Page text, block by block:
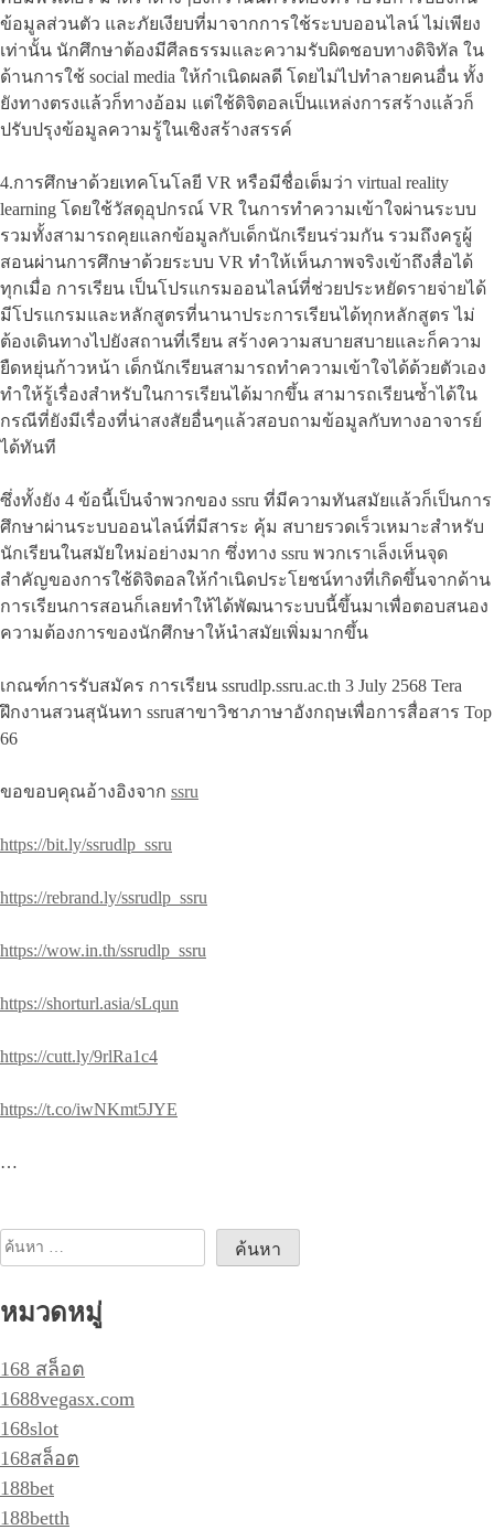
ข้อมูลส่วนตัว และภัยเงียบที่มาจากการใช้ระบบออนไลน์ ไม่เพียง
เท่านั้น นักศึกษาต้องมีศีลธรรมและความรับผิดชอบทางดิจิทัล ใน
ด้านการใช้ social media ให้กำเนิดผลดี โดยไม่ไปทำลายคนอื่น ทั้ง
ยังทางตรงแล้วก็ทางอ้อม แต่ใช้ดิจิตอลเป็นแหล่งการสร้างแล้วก็
ปรับปรุงข้อมูลความรู้ในเชิงสร้างสรรค์
4.การศึกษาด้วยเทคโนโลยี VR หรือมีชื่อเต็มว่า virtual reality
learning โดยใช้วัสดุอุปกรณ์ VR ในการทำความเข้าใจผ่านระบบ
รวมทั้งสามารถคุยแลกข้อมูลกับเด็กนักเรียนร่วมกัน รวมถึงครูผู้
สอนผ่านการศึกษาด้วยระบบ VR ทำให้เห็นภาพจริงเข้าถึงสื่อได้
ทุกเมื่อ การเรียน เป็นโปรแกรมออนไลน์ที่ช่วยประหยัดรายจ่ายได้
มีโปรแกรมและหลักสูตรที่นานาประการเรียนได้ทุกหลักสูตร ไม่
ต้องเดินทางไปยังสถานที่เรียน สร้างความสบายสบายและก็ความ
ยืดหยุ่นก้าวหน้า เด็กนักเรียนสามารถทำความเข้าใจได้ด้วยตัวเอง
ทำให้รู้เรื่องสำหรับในการเรียนได้มากขึ้น สามารถเรียนซ้ำได้ใน
กรณีที่ยังมีเรื่องที่น่าสงสัยอื่นๆแล้วสอบถามข้อมูลกับทางอาจารย์
ได้ทันที
ซึ่งทั้งยัง 4 ข้อนี้เป็นจำพวกของ ssru ที่มีความทันสมัยแล้วก็เป็นการ
ศึกษาผ่านระบบออนไลน์ที่มีสาระ คุ้ม สบายรวดเร็วเหมาะสำหรับ
นักเรียนในสมัยใหม่อย่างมาก ซึ่งทาง ssru พวกเราเล็งเห็นจุด
สำคัญของการใช้ดิจิตอลให้กำเนิดประโยชน์ทางที่เกิดขึ้นจากด้าน
การเรียนการสอนก็เลยทำให้ได้พัฒนาระบบนี้ขึ้นมาเพื่อตอบสนอง
ความต้องการของนักศึกษาให้นำสมัยเพิ่มมากขึ้น
เกณฑ์การรับสมัคร การเรียน ssrudlp.ssru.ac.th 3 July 2568 Tera
ฝึกงานสวนสุนันทา ssruสาขาวิชาภาษาอังกฤษเพื่อการสื่อสาร Top
66
ขอขอบคุณอ้างอิงจาก ssru
https://bit.ly/ssrudlp_ssru
https://rebrand.ly/ssrudlp_ssru
https://wow.in.th/ssrudlp_ssru
https://shorturl.asia/sLqun
https://cutt.ly/9rlRa1c4
https://t.co/iwNKmt5JYE
…
ค้นหา
หมวดหมู่
168 สล็อต
1688vegasx.com
168slot
168สล็อต
188bet
188betth